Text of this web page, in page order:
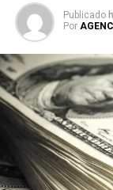
Publicado
Por